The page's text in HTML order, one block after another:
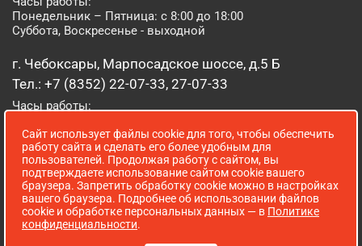
Понедельник – Пятница: с 8:00 до 18:00
Суббота, Воскресенье - выходной
г. Чебоксары, Марпосадское шоссе, д.5 Б
Тел.: +7 (8352) 22-07-33, 27-07-33
Часы работы:
Суббота, Воскресенье: с 8:00 до 16:00
г. Йошкар-Ола, ул. Луначарского, д. 52 А
Тел.: (8362) 41-07-31
Часы работы:
Понедельник – Пятница: с 8:00 до 18:00
Сайт использует файлы cookie для того, чтобы обеспечить
работу сайта и сделать его более удобным для
пользователей. Продолжая работу с сайтом, вы
подтверждаете использование сайтом cookie вашего
браузера. Запретить обработку cookie можно в настройках
вашего браузера. Подробнее об использовании файлов
cookie и обработке персональных данных — в Политике
конфиденциальности.